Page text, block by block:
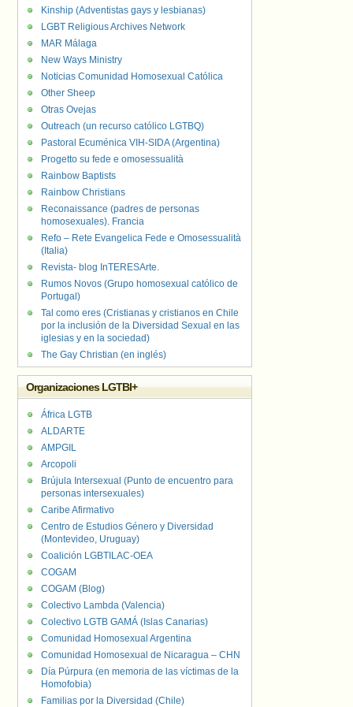
Kinship (Adventistas gays y lesbianas)
LGBT Religious Archives Network
MAR Málaga
New Ways Ministry
Noticias Comunidad Homosexual Católica
Other Sheep
Otras Ovejas
Outreach (un recurso católico LGTBQ)
Pastoral Ecuménica VIH-SIDA (Argentina)
Progetto su fede e omosessualità
Rainbow Baptists
Rainbow Christians
Reconaissance (padres de personas
homosexuales). Francia
Refo – Rete Evangelica Fede e Omosessualità
(Italia)
Revista- blog InTERESArte.
Rumos Novos (Grupo homosexual católico de
Portugal)
Tal como eres (Cristianas y cristianos en Chile
por la inclusión de la Diversidad Sexual en las
iglesias y en la sociedad)
The Gay Christian (en inglés)
Organizaciones LGTBI+
África LGTB
ALDARTE
AMPGIL
Arcopoli
Brújula Intersexual (Punto de encuentro para
personas intersexuales)
Caribe Afirmativo
Centro de Estudios Género y Diversidad
(Montevideo, Uruguay)
Coalición LGBTILAC-OEA
COGAM
COGAM (Blog)
Colectivo Lambda (Valencia)
Colectivo LGTB GAMÁ (Islas Canarias)
Comunidad Homosexual Argentina
Comunidad Homosexual de Nicaragua – CHN
Día Púrpura (en memoria de las víctimas de la
Homofobia)
Familias por la Diversidad (Chile)